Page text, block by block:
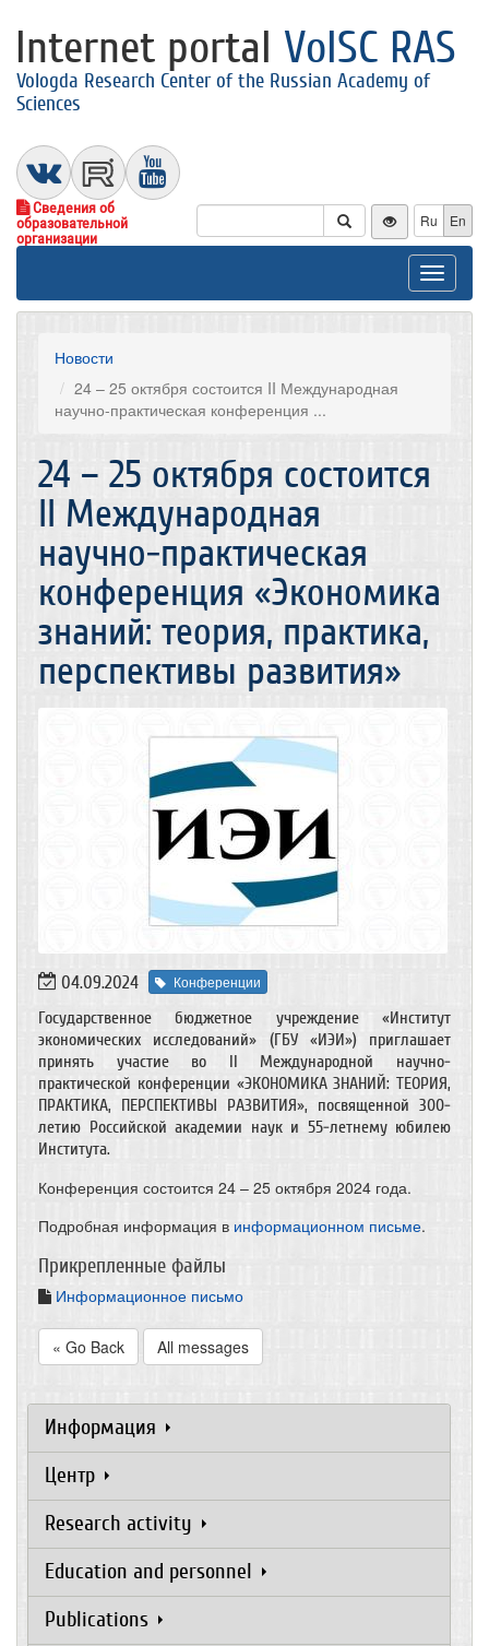
Internet portal VolSC RAS
Vologda Research Center of the Russian Academy of
Sciences
Сведения об
образовательной
организации
Ru En
Toggle
Новости
24 – 25 октября состоится II Международная
научно-практическая конференция ...
24 – 25 октября состоится
II Международная
научно-практическая
конференция «Экономика
знаний: теория, практика,
перспективы развития»
04.09.2024 Конференции
Государственное бюджетное учреждение «Институт
экономических исследований» (ГБУ «ИЭИ») приглашает
принять участие во II Международной научно-
практической конференции «ЭКОНОМИКА ЗНАНИЙ: ТЕОРИЯ,
ПРАКТИКА, ПЕРСПЕКТИВЫ РАЗВИТИЯ», посвященной 300-
летию Российской академии наук и 55-летнему юбилею
Института.
Конференция состоится 24 – 25 октября 2024 года.
Подробная информация в информационном письме.
Прикрепленные файлы
Информационное письмо
« Go Back All messages
Информация
Центр
Research activity
Education and personnel
Publications